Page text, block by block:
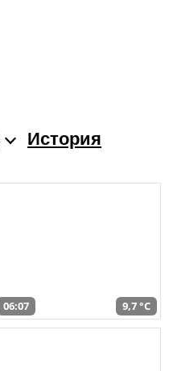
История
06:07 9,7 °C